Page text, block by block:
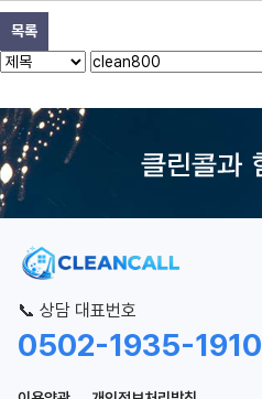
목록
📞 상담 대표번호
0502-1935-1910